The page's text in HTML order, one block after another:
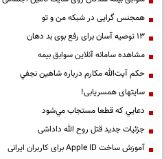
همجنس گرایی در شبکه من و تو
13 توصیه آسان برای رفع بوی بد دهان
مشاهده سامانه آنلاين سوابق بیمه
حكم آيت‌الله مكارم درباره شاهين نجفي
سایتهای همسریابی!
دعايي كه قطعا مستجاب مي‌شود
جزئیات جدید قتل روح الله داداشی
آموزش ساخت Apple ID برای کاربران ایرانی